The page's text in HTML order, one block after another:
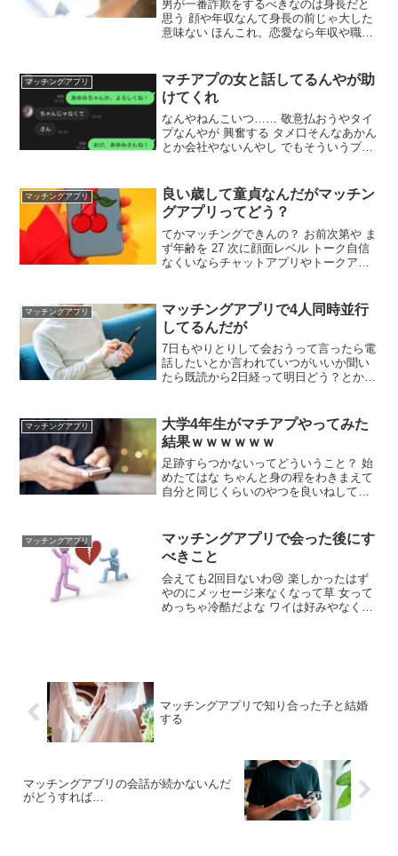
男が一番詐欺をするべきなのは身長だと
思う 顔や年収なんて身長の前じゃ大した
意味ない ほんこれ。恋愛なら年収や職
める一番のポイントは身長だよ。婚活ア
ドバイザーのユーチューブ複数を見てい
ると、身長はあまり関係なさそうだけど
マッチングアプリ
マチアプの女と話してるんやが助
けてくれ
なんやねんこいつ…… 敬意払おうやタイ
プなんやが 興奮する タメ口そんなあかん
とか会社やないんやし でもそういうプレ
くんは?🥺 37の無職こどおじや なんか草
マッチングアプリ
良い歳して童貞なんだがマッチン
グアプリってどう？
てかマッチングできんの？ お前次第や ま
ず年齢を 27 次に顔面レベル トーク自信
なくいならチャットアプリやトークアプ
チングアプリで彼女できて無事卒業した
わ どのアプリ使った？ ペアーズ 美人で
はないが俺の身の丈に合った彼女ができ
た
マッチングアプリ
マッチングアプリで4人同時並行
してるんだが
7日もやりとりして会おうって言ったら電
話したいとか言われていつがいいか聞い
たら既読から2日経って明日どう？とか来
がかなり冷めてしまった たくさんマッチ
ングしたら気持ちに余裕ができた
マッチングアプリ
大学4年生がマチアプやってみた
結果ｗｗｗｗｗｗ
足跡すらつかないってどういうこと？ 始
めたてはな ちゃんと身の程をわきまえて
自分と同じくらいのやつを良いねしてる
もプロフには書いてない。単純に足跡す
らつかないのは顔しか見てないやつが多
いってことなのかな？
マッチングアプリ
マッチングアプリで会った後にす
べきこと
会えても2回目ないわ😢 楽しかったはず
やのにメッセージ来なくなって草 女って
めっちゃ冷酷だよな ワイは好みやなくて
マッチングアプリで知り合った子と結婚
する
マッチングアプリの会話が続かないんだ
がどうすれば…